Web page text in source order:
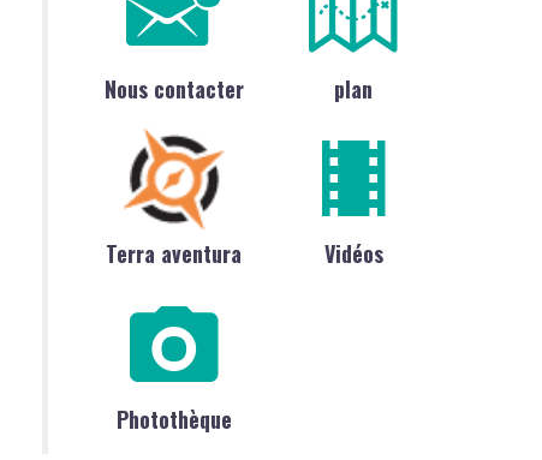
Nous contacter plan
Terra aventura Vidéos
Photothèque